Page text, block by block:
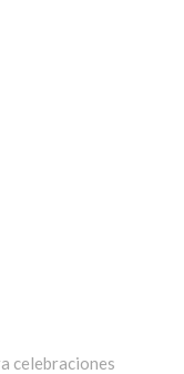
celebraciones